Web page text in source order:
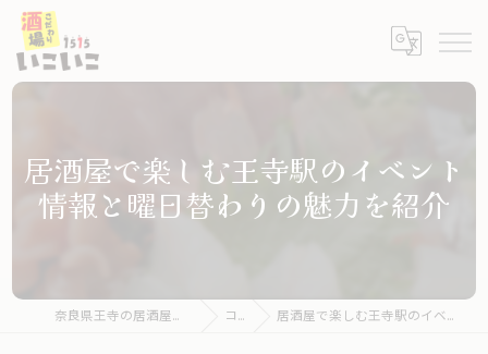
居酒屋で楽しむ王寺駅のイベント
情報と曜日替わりの魅力を紹介
奈良県王寺の居酒屋ならこだわり酒場いこいこ コラム 居酒屋で楽しむ王寺駅のイベント情報と曜日替わりの魅力を紹介